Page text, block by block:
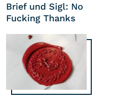
Brief und Sigl: No
Fucking Thanks